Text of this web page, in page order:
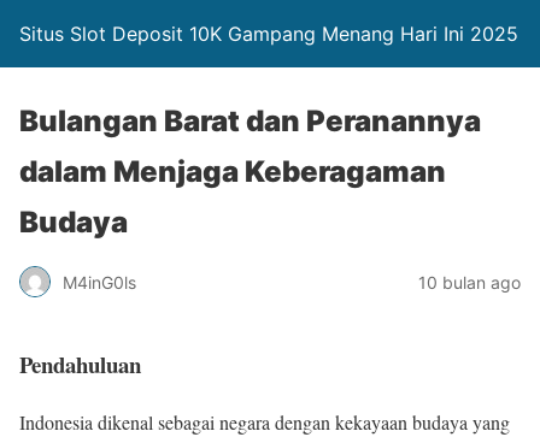
Situs Slot Deposit 10K Gampang Menang Hari Ini 2025
Bulangan Barat dan Peranannya
dalam Menjaga Keberagaman
Budaya
M4inG0ls 10 bulan ago
Pendahuluan
Indonesia dikenal sebagai negara dengan kekayaan budaya yang